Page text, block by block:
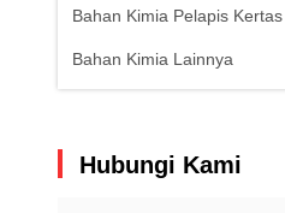
Bahan Kimia Pelapis Kertas
Bahan Kimia Lainnya
Hubungi Kami